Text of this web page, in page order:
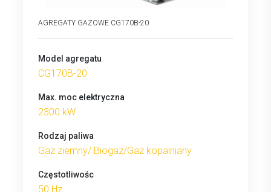
AGREGATY GAZOWE CG170B-20
Model agregatu
CG170B-20
Max. moc elektryczna
2300 kW
Rodzaj paliwa
Gaz ziemny/ Biogaz/Gaz kopalniany
Częstotliwośc
50 Hz